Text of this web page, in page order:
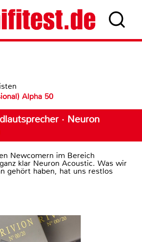
Alpha 50
· Neuron
Newcomern im Bereich
klar Neuron Acoustic. Was wir
gehört haben, hat uns restlos